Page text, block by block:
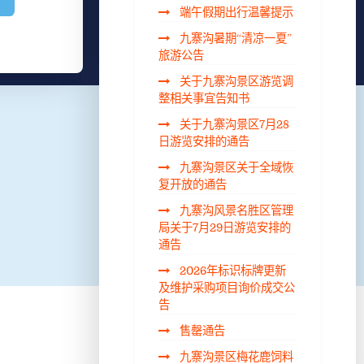
端午假期出行温馨提示
九寨沟暑期“清凉一夏”
旅游公告
关于九寨沟景区游览调
整相关事宜告知书
关于九寨沟景区7月28
日游览安排的通告
九寨沟景区关于全域恢
复开放的通告
九寨沟风景名胜区管理
局关于7月29日游览安排的
通告
2026年标识标牌更新
及维护采购项目询价成交公
告
售罄通告
九寨沟景区梅花鹿饲料